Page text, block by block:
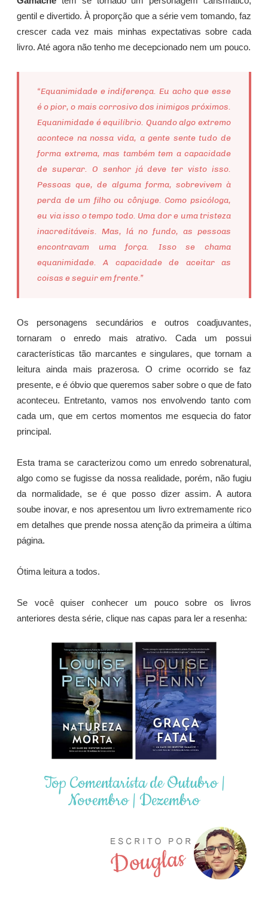
gentil e divertido. À proporção que a série vem tomando, faz
crescer cada vez mais minhas expectativas sobre cada
livro. Até agora não tenho me decepcionado nem um pouco.
“Equanimidade e indiferença. Eu acho que esse
é o pior, o mais corrosivo dos inimigos próximos.
Equanimidade é equilíbrio. Quando algo extremo
acontece na nossa vida, a gente sente tudo de
forma extrema, mas também tem a capacidade
de superar. O senhor já deve ter visto isso.
Pessoas que, de alguma forma, sobrevivem à
perda de um filho ou cônjuge. Como psicóloga,
eu via isso o tempo todo. Uma dor e uma tristeza
inacreditáveis. Mas, lá no fundo, as pessoas
encontravam uma força. Isso se chama
equanimidade. A capacidade de aceitar as
coisas e seguir em frente.”
Os personagens secundários e outros coadjuvantes,
tornaram o enredo mais atrativo. Cada um possui
características tão marcantes e singulares, que tornam a
leitura ainda mais prazerosa. O crime ocorrido se faz
presente, e é óbvio que queremos saber sobre o que de fato
aconteceu. Entretanto, vamos nos envolvendo tanto com
cada um, que em certos momentos me esquecia do fator
principal.
Esta trama se caracterizou como um enredo sobrenatural,
algo como se fugisse da nossa realidade, porém, não fugiu
da normalidade, se é que posso dizer assim. A autora
soube inovar, e nos apresentou um livro extremamente rico
em detalhes que prende nossa atenção da primeira a última
página.
Ótima leitura a todos.
Se você quiser conhecer um pouco sobre os livros
anteriores desta série, clique nas capas para ler a resenha:
Top Comentarista de Outubro |
Novembro | Dezembro